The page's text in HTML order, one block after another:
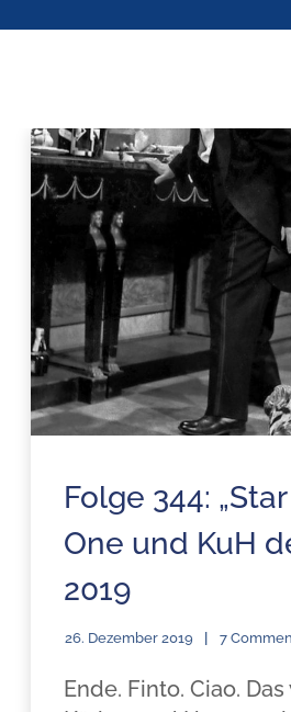
Folge 344:
One und KuH
2019
26. Dezember 2019 7
Ende. Finto. Ciao. Das